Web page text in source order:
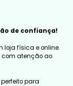
de confiança!
loja física e online.
com atenção ao
perfeito para